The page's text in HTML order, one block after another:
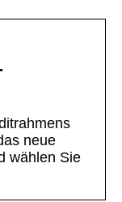
neue
wählen Sie